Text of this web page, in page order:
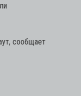
сообщает